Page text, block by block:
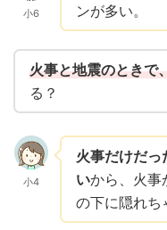
小6 ンが多い。
火事と地震のときで
る？
小4
火事だけだ
いから、火事
の下に隠れち